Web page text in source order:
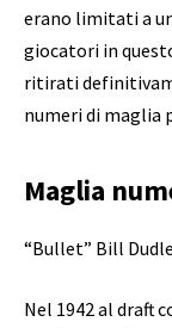
erano limitati a
giocatori in
ritirati
numeri di maglia
Maglia
“Bullet” Bill
Nel 1942 al draft